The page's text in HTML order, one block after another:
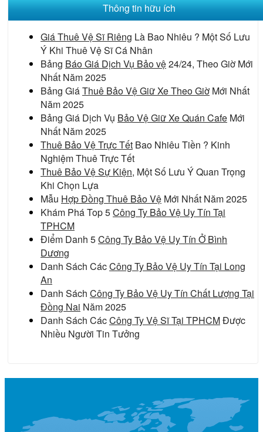
Thông tin hữu ích
Giá Thuê Vệ Sĩ Riêng Là Bao Nhiêu ? Một Số Lưu
Ý Khi Thuê Vệ Sĩ Cá Nhân
Bảng Báo Giá Dịch Vụ Bảo vệ24/24, Theo Giờ Mới
Nhất Năm 2025
Bảng GiáThuê Bảo Vệ Giữ Xe Theo Giờ Mới Nhất
Năm 2025
Bảng Giá Dịch Vụ Bảo Vệ Giữ Xe Quán Cafe Mới
Nhất Năm 2025
Thuê Bảo Vệ Trực Tết Bao Nhiêu Tiền ? Kinh
Nghiệm Thuê Trực Tết
Thuê Bảo Vệ Sự Kiện, Một Số Lưu Ý Quan Trọng
Khi Chọn Lựa
Mẫu Hợp Đồng Thuê Bảo Vệ Mới Nhất Năm 2025
Khám Phá Top 5Công Ty Bảo Vệ Uy Tín Tại
TPHCM
Điểm Danh 5Công Ty Bảo Vệ Uy Tín Ở Bình
Dương
Danh Sách CácCông Ty Bảo Vệ Uy Tín Tại Long
An
Danh Sách Công Ty Bảo Vệ Uy Tín Chất Lượng Tại
Đồng Nai Năm 2025
Danh Sách CácCông Ty Vệ Sĩ Tại TPHCMĐược
Nhiều Người Tin Tưởng